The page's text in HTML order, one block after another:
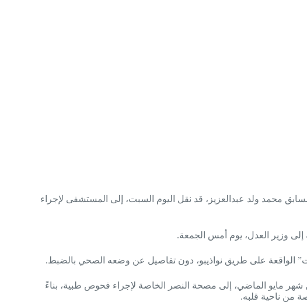
محمد ولد عبدالعزيز، قد نقل اليوم السبت، إلى المستشفى لإجراء
وزير العدل، يوم أمس الجمعة.
الواقعة على طريق نواذيبو، دون تفاصيل عن وضعه الصحي بالضبط.
مايو الماضي، إلى مصحة النصر الخاصة لإجراء فحوص طبية، بناءً
من ناحية قلبه.